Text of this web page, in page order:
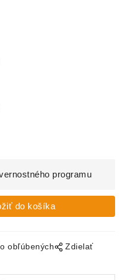
programu
obľúbených Zdielať